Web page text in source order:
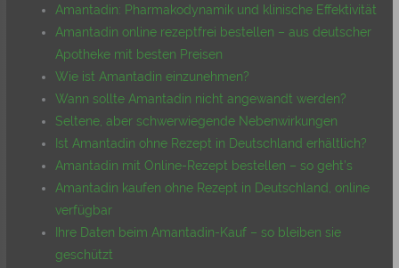
Amantadin: Pharmakodynamik und klinische Effektivität
Amantadin online rezeptfrei bestellen – aus deutscher
Apotheke mit besten Preisen
Wie ist Amantadin einzunehmen?
Wann sollte Amantadin nicht angewandt werden?
Seltene, aber schwerwiegende Nebenwirkungen
Ist Amantadin ohne Rezept in Deutschland erhältlich?
Amantadin mit Online-Rezept bestellen – so geht’s
Amantadin kaufen ohne Rezept in Deutschland, online
verfügbar
Ihre Daten beim Amantadin-Kauf – so bleiben sie
geschützt